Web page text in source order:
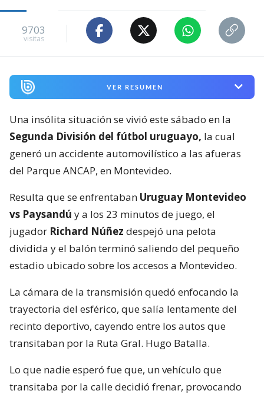
9703
visitas
VER RESUMEN
Una insólita situación se vivió este sábado en la
Segunda División del fútbol uruguayo, la cual
generó un accidente automovilístico a las afueras
del Parque ANCAP, en Montevideo.
Resulta que se enfrentaban Uruguay Montevideo
vs Paysandú y a los 23 minutos de juego, el
jugador Richard Núñez despejó una pelota
dividida y el balón terminó saliendo del pequeño
estadio ubicado sobre los accesos a Montevideo.
La cámara de la transmisión quedó enfocando la
trayectoria del esférico, que salía lentamente del
recinto deportivo, cayendo entre los autos que
transitaban por la Ruta Gral. Hugo Batalla.
Lo que nadie esperó fue que, un vehículo que
transitaba por la calle decidió frenar, provocando